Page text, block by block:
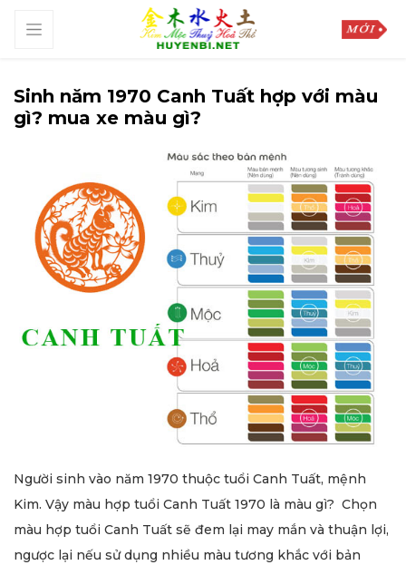
Sinh năm 1970 Canh Tuất hợp với màu
gì? mua xe màu gì?
Người sinh vào năm 1970 thuộc tuổi Canh Tuất, mệnh
Kim. Vậy màu hợp tuổi Canh Tuất 1970 là màu gì? Chọn
màu hợp tuổi Canh Tuất sẽ đem lại may mắn và thuận lợi,
ngược lại nếu sử dụng nhiều màu tương khắc với bản